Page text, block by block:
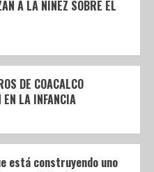
A LA NIÑEZ SOBRE EL
DE COACALCO
EN LA INFANCIA
está construyendo uno